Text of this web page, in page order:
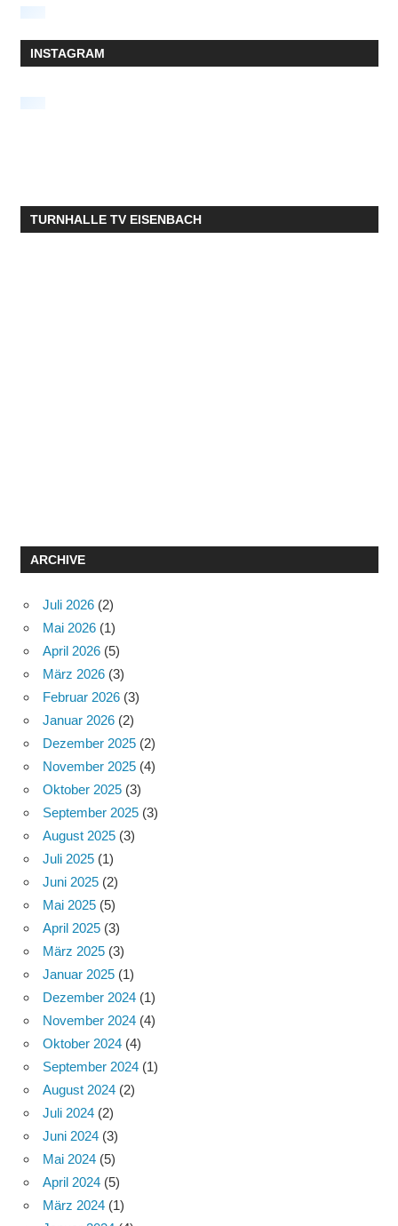
INSTAGRAM
TURNHALLE TV EISENBACH
ARCHIVE
Juli 2026 (2)
Mai 2026 (1)
April 2026 (5)
März 2026 (3)
Februar 2026 (3)
Januar 2026 (2)
Dezember 2025 (2)
November 2025 (4)
Oktober 2025 (3)
September 2025 (3)
August 2025 (3)
Juli 2025 (1)
Juni 2025 (2)
Mai 2025 (5)
April 2025 (3)
März 2025 (3)
Januar 2025 (1)
Dezember 2024 (1)
November 2024 (4)
Oktober 2024 (4)
September 2024 (1)
August 2024 (2)
Juli 2024 (2)
Juni 2024 (3)
Mai 2024 (5)
April 2024 (5)
März 2024 (1)